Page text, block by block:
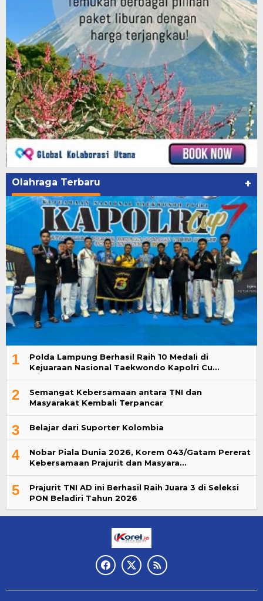
Olahraga Terbaru +
1
Polda Lampung Berhasil Raih 10 Medali di
Kejuaraan Nasional Taekwondo Kapolri Cu…
2
Semangat Kebersamaan antara TNI dan
Masyarakat Kembali Terpancar
3 Belajar dari Suporter Kolombia
4
Nobar Piala Dunia 2026, Korem 043/Gatam Pererat
Kebersamaan Prajurit dan Masyara…
5
Prajurit TNI AD ini Berhasil Raih Juara 3 di Seleksi
PON Beladiri Tahun 2026